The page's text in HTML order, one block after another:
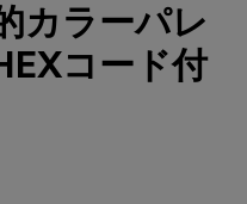
カラーパレ
コード付